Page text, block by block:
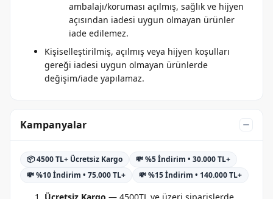
ambalajı/koruması açılmış, sağlık ve hijyen
açısından iadesi uygun olmayan ürünler
iade edilemez.
Kişiselleştirilmiş, açılmış veya hijyen koşulları
gereği iadesi uygun olmayan ürünlerde
değişim/iade yapılamaz.
Kampanyalar
📦 4500 TL+ Ücretsiz Kargo
💸 %5 İndirim • 30.000 TL+
💸 %10 İndirim • 75.000 TL+
💸 %15 İndirim • 140.000 TL+